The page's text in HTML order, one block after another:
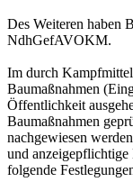
Des Weiteren haben
NdhGefAVOKM.
Im durch
Baumaßnahmen
Öffentlichkeit
Baumaßnahmen
nachgewiesen
und
folgende